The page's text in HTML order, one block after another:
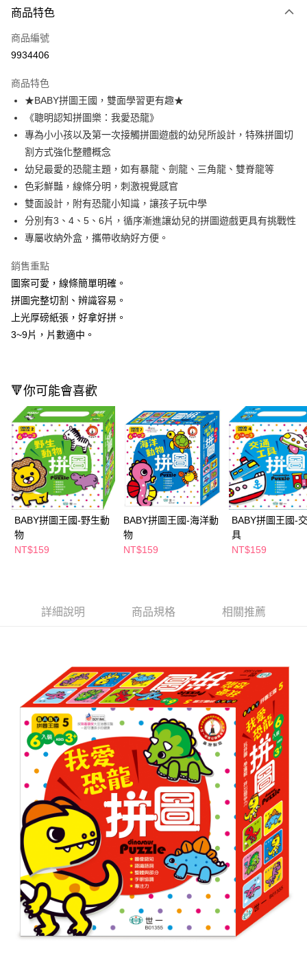
POYA支付
信用卡一次付款
LINE Pay
Apple Pay
街口支付
悠遊付
Google Pay
AFTEE先享後付
相關說明
AFTEE先享後付是「在收到商品之後才付款」的支付方式。 讓您購物簡單
便利好安心！
１．簡單：不需註冊會員、不需綁卡、不需儲值。
２．便利：只要手機號碼，簡訊認證，即可結帳。
３．安心：先確認商品／服務後，再付款。
３．收到繳費通知簡訊後14天內，點擊此簡訊中的連結，可透過四大超商／
ATM／網路銀行／等多元方式進行付款，方視為交易完成。
※ 請注意：結帳手續完成當下不需立刻繳費，但若您需要取消訂單，請聯絡
購買商品的店家。未經商家同意取消之訂單仍視為有效，需透過AFTEE先享
後付繳納相關費用。
※ 交易是否成功請以「AFTEE先享後付 」之結帳頁面顯示為準，若有關於
是否繳費成功／繳費後需取消欲退款等相關疑問，請聯繫「AFTEE先享後付
客戶支援中心」https://netprotections.freshdesk.com/support/home
【注意事項】
１．透過由恩沛科技股份有限公司提供之「AFTEE先享後付」服務完成之交
易，需依本服務之必要範圍內提供個人資料，並將交易相關給付款項請求債
權轉讓予恩沛科技股份有限公司。
２．關於個人資料處理事宜，請瀏覽以下網址：
４．使用「AFTEE先享後付」時，將依據個別帳號之用戶狀況，依本公司即
恩沛科技股份有限公司將有權停止該用戶之使用額度並採取法律行動。
即享券
運送方式
全家取貨付款
每筆NT$65，滿NT$390(含以上)免運費
每筆NT$65，滿NT$390(含以上)免運費
萊爾富取貨付款
每筆NT$65，滿NT$490(含以上)免運費
付款後萊爾富取貨
每筆NT$65，滿NT$490(含以上)免運費
7-11取貨付款
每筆NT$65，滿NT$490(含以上)免運費
付款後7-11取貨
每筆NT$100，滿NT$790(含以上)免運費
商品特色
商品編號
9934406
商品特色
★BABY拼圖王國，雙面學習更有趣★
《聰明認知拼圖樂：我愛恐龍》
專為小小孩以及第一次接觸拼圖遊戲的幼兒所設計，特殊拼圖切
割方式強化整體概念
幼兒最愛的恐龍主題，如有暴龍、劍龍、三角龍、雙脊龍等
色彩鮮豔，線條分明，刺激視覺感官
雙面設計，附有恐龍小知識，讓孩子玩中學
分別有3、4、5、6片，循序漸進讓幼兒的拼圖遊戲更具有挑戰性
專屬收納外盒，攜帶收納好方便。
銷售重點
圖案可愛，線條簡單明確。
拼圖完整切割、辨識容易。
上光厚磅紙張，好拿好拼。
3~9片，片數適中。
🔻你可能會喜歡
BABY拼圖王國-野生動
物
NT$159
BABY拼圖王國-海洋動
物
NT$159
BABY拼圖王國-
具
NT$159
詳細說明 商品規格 相關推薦